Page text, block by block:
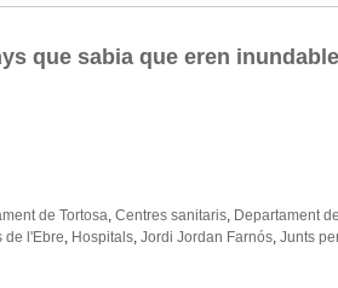
que sabia que eren
de Tortosa, Centres sanitaris, Departament
de l'Ebre, Hospitals, Jordi Jordan Farnós, Junts